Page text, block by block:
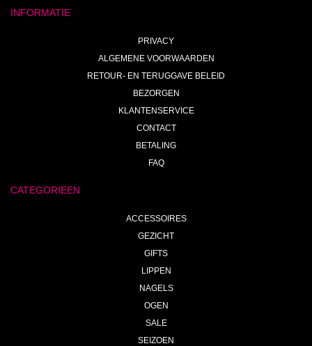
INFORMATIE
PRIVACY
ALGEMENE VOORWAARDEN
RETOUR- EN TERUGGAVE BELEID
BEZORGEN
KLANTENSERVICE
CONTACT
BETALING
FAQ
CATEGORIEEN
ACCESSOIRES
GEZICHT
GIFTS
LIPPEN
NAGELS
OGEN
SALE
SEIZOEN